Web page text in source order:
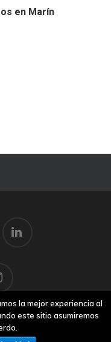
en Marín
do Mar.
la mejor experiencia al
este sitio asumiremos